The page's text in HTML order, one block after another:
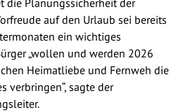
die Planungssicherheit der
auf den Urlaub sei bereits
ein wichtiges
„wollen und werden 2026
Heimatliebe und Fernweh die
verbringen“, sagte der